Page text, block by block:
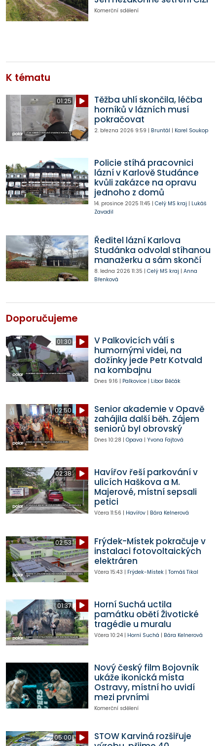
Komerční sdělení
K tématu
01:25
Těžba uhlí skončila, léčba
horníků v lázních musí
pokračovat
2. března 2026 9:59 | Bruntál | Karel Soukop
Policie stíhá pracovnici
lázní v Karlově Studánce
kvůli zakázce na opravu
jednoho z domů
14. prosince 2025 11:45 | Celý MS kraj | Lukáš
Zavadil
Ředitel lázní Karlova
Studánka odvolal stíhanou
manažerku a sám skončí
8. ledna 2026 11:35 | Celý MS kraj | Anna
Břenková
Doporučujeme
01:30
V Palkovicích válí s
humornými videi, na
dožínky jede Petr Kotvald
na kombajnu
Dnes 9:16 | Palkovice| Libor Běčák
02:50
Senior akademie v Opavě
zahájila další běh. Zájem
seniorů byl obrovský
Dnes 10:28 | Opava | Yvona Fajtová
02:38
Havířov řeší parkování v
ulicích Haškova a M.
Majerové, místní sepsali
petici
Včera 11:56 | Havířov| Bára Kelnerová
02:53
Frýdek-Místek pokračuje v
instalaci fotovoltaických
elektráren
Včera 15:43 | Frýdek-Místek| Tomáš Tikal
01:37
Horní Suchá uctila
památku obětí Životické
tragédie u muralu
Včera 10:24| Horní Suchá | Bára Kelnerová
Nový český film Bojovník
ukáže ikonická místa
Ostravy, místní ho uvidí
mezi prvními
Komerční sdělení
05:00
STOW Karviná rozšiřuje